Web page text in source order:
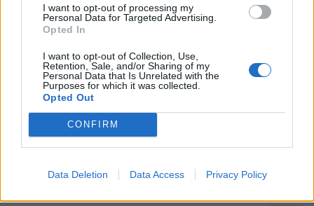
I want to opt-out of processing my
Personal Data for Targeted Advertising.
Opted In
I want to opt-out of Collection, Use,
Retention, Sale, and/or Sharing of my
Personal Data that Is Unrelated with the
Purposes for which it was collected.
Opted Out
CONFIRM
Data Deletion Data Access Privacy Policy
Tāpat atšķirīgi būs mazgāšanas iestatījumi. Ja
palagus un dvieļus mazgāsiet apģērbam paredzētā
iznīcinātas baktērijas, kas slēpjas uz palagiem vai
dvieļiem. Tieši šī iemesla dēļ dvieļus un palagus
parasti mazgā augstākā temperatūrā un ilgāk, nekā
vienkārši drēbes.
Saistītie raksti